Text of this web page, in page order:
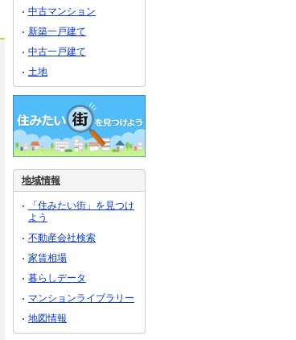
中古マンション
新築一戸建て
中古一戸建て
土地
地域情報
「住みたい街」を見つけ
よう
不動産会社検索
家賃相場
暮らしデータ
マンションライブラリー
地図情報